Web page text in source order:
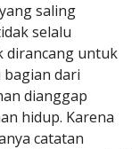
saling
selalu
dirancang untuk
bagian dari
dianggap
hidup. Karena
catatan